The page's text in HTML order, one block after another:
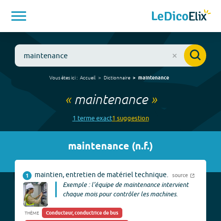
Vous êtes ici : Accueil Dictionnaire maintenance
« maintenance»
1 termeexact1 suggestion
maintenance (n.f.)
1 maintien, entretien de matériel technique. source
Exemple : l’équipe de maintenance intervient
chaque mois pour contrôler les machines.
THÈME
Conducteur, conductrice de bus